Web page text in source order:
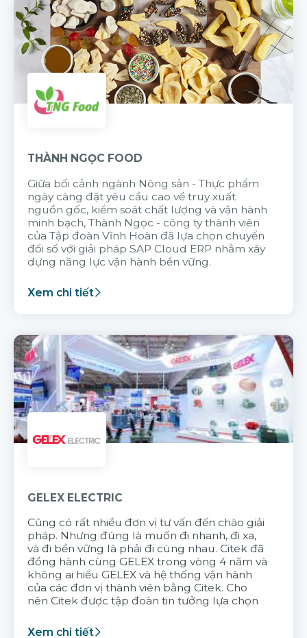
THÀNH NGỌC FOOD
Giữa bối cảnh ngành Nông sản - Thực phẩm
ngày càng đặt yêu cầu cao về truy xuất
nguồn gốc, kiểm soát chất lượng và vận hành
minh bạch, Thành Ngọc - công ty thành viên
của Tập đoàn Vĩnh Hoàn đã lựa chọn chuyển
đổi số với giải pháp SAP Cloud ERP nhằm xây
dựng năng lực vận hành bền vững.
Xem chi tiết
GELEX ELECTRIC
Cũng có rất nhiều đơn vị tư vấn đến chào giải
pháp. Nhưng đúng là muốn đi nhanh, đi xa,
và đi bền vững là phải đi cùng nhau. Citek đã
đồng hành cùng GELEX trong vòng 4 năm và
không ai hiểu GELEX và hệ thống vận hành
của các đơn vị thành viên bằng Citek. Cho
nên Citek được tập đoàn tin tưởng lựa chọn
Xem chi tiết